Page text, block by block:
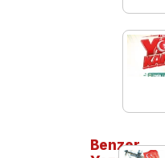
Benzer